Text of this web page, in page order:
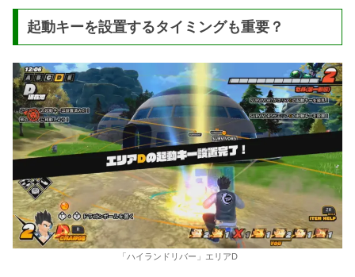
起動キーを設置するタイミングも重要？
「ハイランドリバー」エリアD